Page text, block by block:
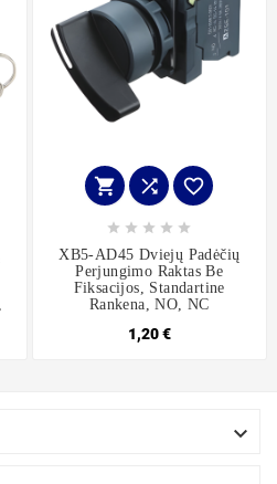
  
    
XB5-AD45 Dviejų Padėčių
Perjungimo Raktas Be
Fiksacijos, Standartine
Rankena, NO, NC
1,20 €
